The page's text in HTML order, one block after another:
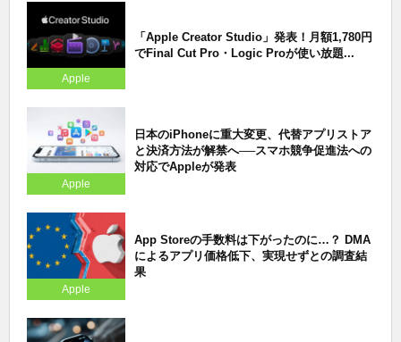
Apple
「Apple Creator Studio」発表！月額1,780円
でFinal Cut Pro・Logic Proが使い放題...
Apple
日本のiPhoneに重大変更、代替アプリストア
と決済方法が解禁へ──スマホ競争促進法への
対応でAppleが発表
Apple
App Storeの手数料は下がったのに…？ DMA
によるアプリ価格低下、実現せずとの調査結
果